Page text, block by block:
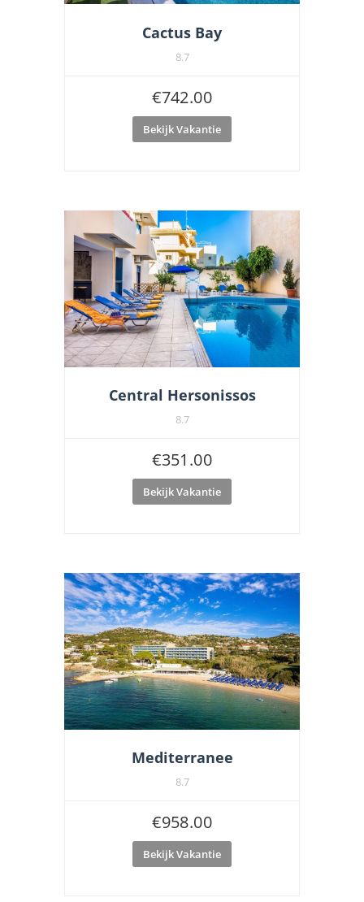
Cactus Bay
8.7
€742.00
Bekijk Vakantie
Central Hersonissos
8.7
€351.00
Bekijk Vakantie
Mediterranee
8.7
€958.00
Bekijk Vakantie